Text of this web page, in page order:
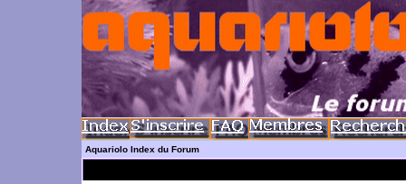
Aquariolo Index du Forum